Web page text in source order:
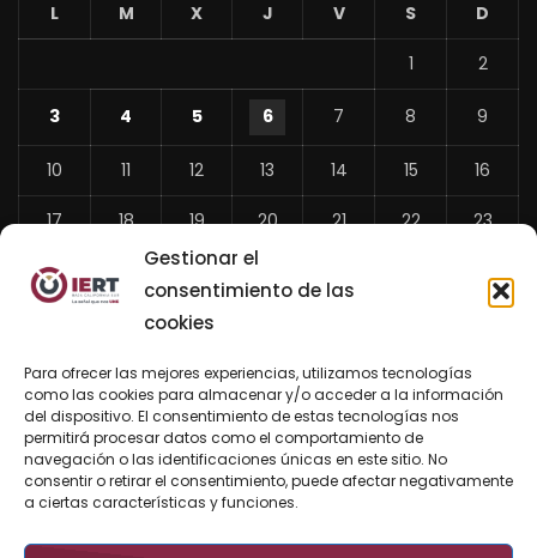
Gestionar el
consentimiento de las
cookies
Para ofrecer las mejores experiencias, utilizamos tecnologías
como las cookies para almacenar y/o acceder a la información
del dispositivo. El consentimiento de estas tecnologías nos
permitirá procesar datos como el comportamiento de
navegación o las identificaciones únicas en este sitio. No
consentir o retirar el consentimiento, puede afectar negativamente
a ciertas características y funciones.
L M X J V S D
1 2
3 4 5 6 7 8 9
10 11 12 13 14 15 16
17 18 19 20 21 22 23
24 26 27
«
Jul
BUSCAR AHORA